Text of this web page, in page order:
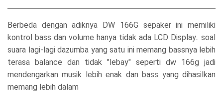
Berbeda dengan adiknya DW 166G sepaker ini memiliki
kontrol bass dan volume hanya tidak ada LCD Display.. soal
suara lagi-lagi dazumba yang satu ini memang bassnya lebih
terasa balance dan tidak "lebay" seperti dw 166g jadi
mendengarkan musik lebih enak dan bass yang dihasilkan
memang lebih dalam